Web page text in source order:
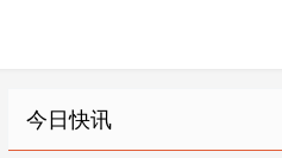
今日快讯